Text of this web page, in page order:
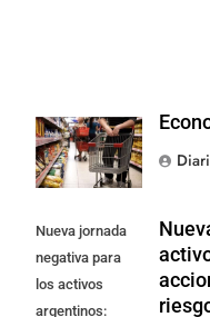
Nueva jornada
negativa para
los activos
argentinos: